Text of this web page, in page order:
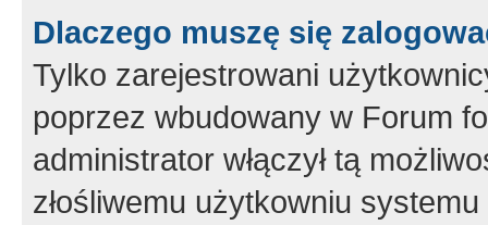
Dlaczego muszę się
Tylko zarejestrowani
poprzez wbudowany w Forum
administrator włączył tą
złośliwemu użytkowniu